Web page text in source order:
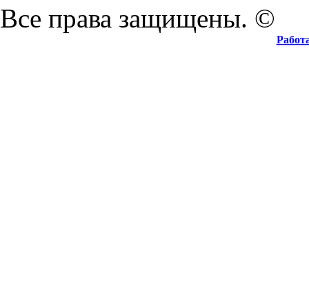
Все права защищены. ©